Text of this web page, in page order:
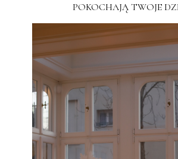
POKOCHAJĄ TWOJE